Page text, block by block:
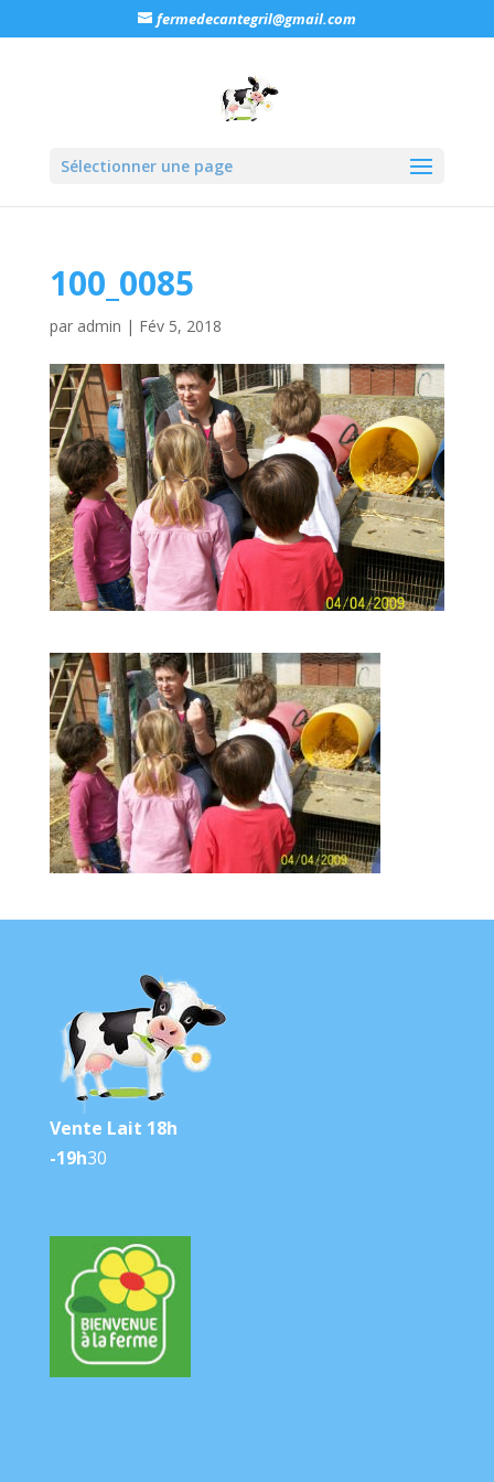
fermedecantegril@gmail.com
Sélectionner une page
100_0085
par admin | Fév 5, 2018
Vente Lait 18h
-19h30